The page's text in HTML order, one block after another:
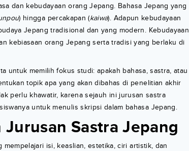
dan kebudayaan orang Jepang. Bahasa Jepang yang
) hingga percakapan (kaiwa). Adapun kebudayaan
Jepang tradisional dan yang modern. Kebudayaan
kebiasaan orang Jepang serta tradisi yang berlaku di
untuk memilih fokus studi: apakah bahasa, sastra, atau
topik apa yang akan dibahas di penelitian akhir
perlu khawatir, karena sejauh ini jurusan sastra
untuk menulis skripsi dalam bahasa Jepang.
Sastra Jepang
isi, keaslian, estetika, ciri artistik, dan